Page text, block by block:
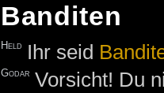
Banditen
Held Ihr seid
Godar Vorsicht! Du